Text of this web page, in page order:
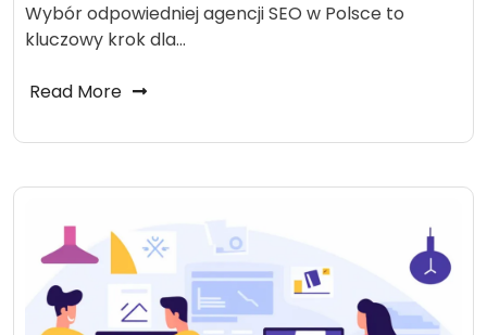
Wybór odpowiedniej agencji SEO w Polsce to
kluczowy krok dla…
Read More